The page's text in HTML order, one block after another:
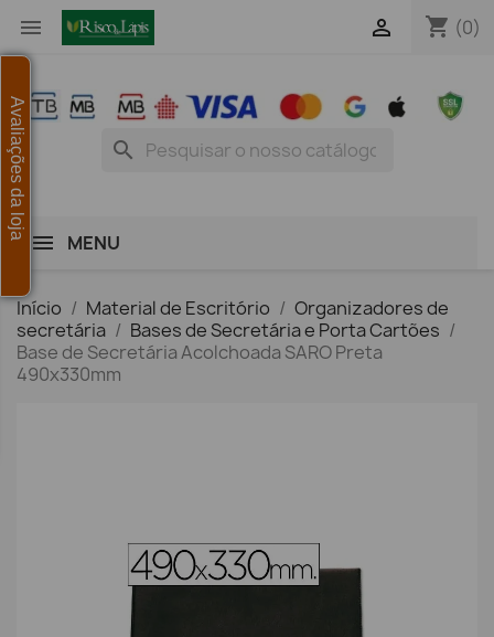
 shopping_cart (0)

search
MENU
Início Material de Escritório
Organizadores de
secretária
Bases de Secretária e Porta Cartões
Base de Secretária Acolchoada SARO Preta
490x330mm
Avaliações da loja